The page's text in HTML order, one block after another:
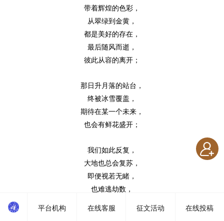
带着辉煌的色彩，
从翠绿到金黄，
都是美好的存在，
最后随风而逝，
彼此从容的离开；
那日升月落的站台，
终被冰雪覆盖，
期待在某一个未来，
也会有鲜花盛开；
我们如此反复，
大地也总会复苏，
即便视若无睹，
也难逃劫数，
平台机构 在线客服 征文活动 在线投稿